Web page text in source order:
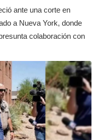
ante una corte en
a Nueva York, donde
colaboración con